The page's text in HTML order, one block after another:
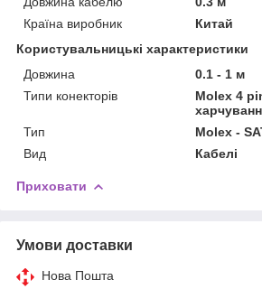
Країна виробник
Китай
Користувальницькі характеристики
Довжина
0.1 - 1 м
Типи конекторів
Molex 4
Тип
Molex -
Вид
Кабелі
Приховати
Умови доставки
Нова Пошта